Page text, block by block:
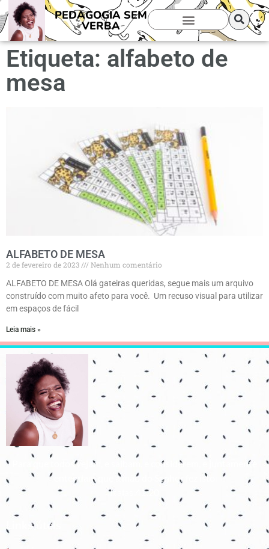
PEDAGOGIA SEM
VERBA
Etiqueta: alfabeto de
mesa
ALFABETO DE MESA
2 de fevereiro de 2023
Nenhum comentário
ALFABETO DE MESA Olá gateiras queridas, segue mais um arquivo
construído com muito afeto para você. Um recuso visual para utilizar
em espaços de fácil
Leia mais »
Para que todos vejam, e saibam, e considerem, e juntamente
entendam que a mão do Senhor fez isto
Isaías 41:20
Links úteis